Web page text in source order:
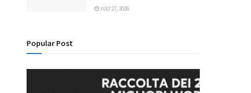
JULY 27, 2026
Popular Post